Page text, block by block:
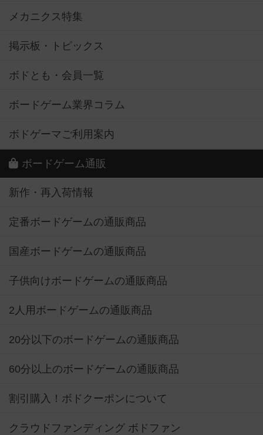
メカニクス特集
掲示板・トピックス
ボドとも・会員一覧
ボードゲーム業界コラム
ボドゲーマご利用案内
ボードゲーム通販
新作・再入荷情報
定番ボードゲームの通販商品
国産ボードゲームの通販商品
子供向けボードゲームの通販商品
2人用ボードゲームの通販商品
20分以下のボードゲームの通販商品
60分以上のボードゲームの通販商品
割引購入！ボドクーポンについて
クラウドファンディング ボドファン